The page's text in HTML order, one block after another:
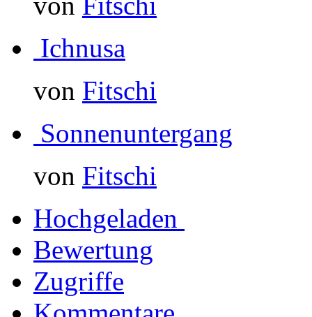
Ichnusa
von Fitschi
Sonnenuntergang
von Fitschi
Hochgeladen
Bewertung
Zugriffe